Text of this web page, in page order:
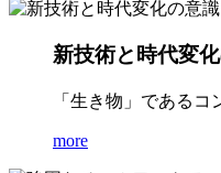
新技術と時代変
「生き物」である
more